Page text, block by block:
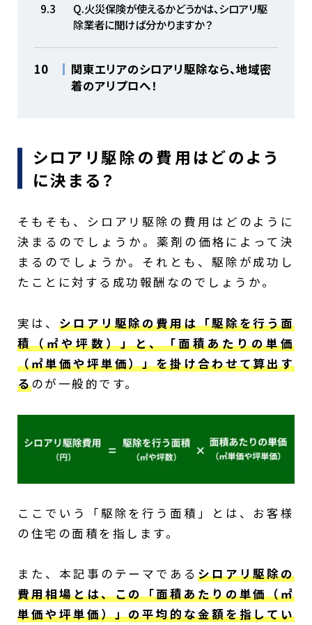
9.3
Q.火災保険が使えるかどうかは、シロアリ駆
除業者に聞けば分かりますか？
10
関東エリアのシロアリ駆除なら、地域密
着のアリプロへ！
シロアリ駆除の費用はどのよう
に決まる？
そもそも、シロアリ駆除の費用はどのように
決まるのでしょうか。薬剤の価格によって決
まるのでしょうか。それとも、駆除が成功し
たことに対する成功報酬なのでしょうか。
実は、 シロアリ駆除の費用は「駆除を行う面
積（㎡や坪数）」と、「面積あたりの単価
（㎡単価や坪単価）」を掛け合わせて算出す
るのが一般的です。
ここでいう「駆除を行う面積」とは、お客様
の住宅の面積を指します。
また、本記事のテーマである シロアリ駆除の
費用相場とは、この「面積あたりの単価（㎡
単価や坪単価）」の平均的な金額を指してい